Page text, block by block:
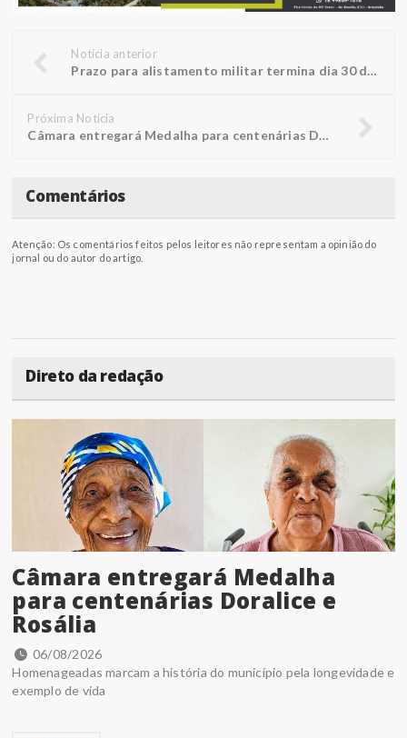
Notícia anterior
Prazo para alistamento militar termina dia 30 de junho
Próxima Notícia
Câmara entregará Medalha para centenárias Doralice e Rosália
Comentários
Atenção: Os comentários feitos pelos leitores não representam a opinião do
jornal ou do autor do artigo.
Direto da redação
Câmara entregará Medalha
para centenárias Doralice e
Rosália
06/08/2026
Homenageadas marcam a história do município pela longevidade e
exemplo de vida